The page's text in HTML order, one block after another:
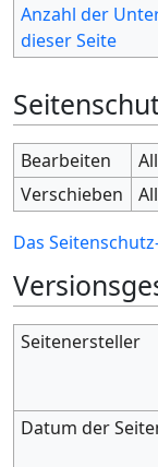
Anzahl der
dieser Seite
Bearbeiten
Verschieben
Das
Seitenersteller
Datum der